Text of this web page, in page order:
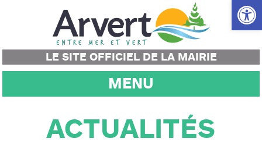
Ouvrir
LE SITE OFFICIEL DE LA MAIRIE
MENU
ACTUALITÉS